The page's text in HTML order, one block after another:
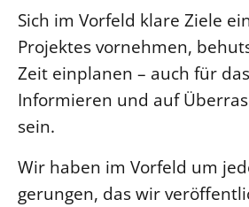
Sich im Vorfeld klare Ziele
Projektes vornehmen,
Zeit einplanen – auch für
Informieren und auf
sein.
Wir haben im Vorfeld um
gerungen, das wir